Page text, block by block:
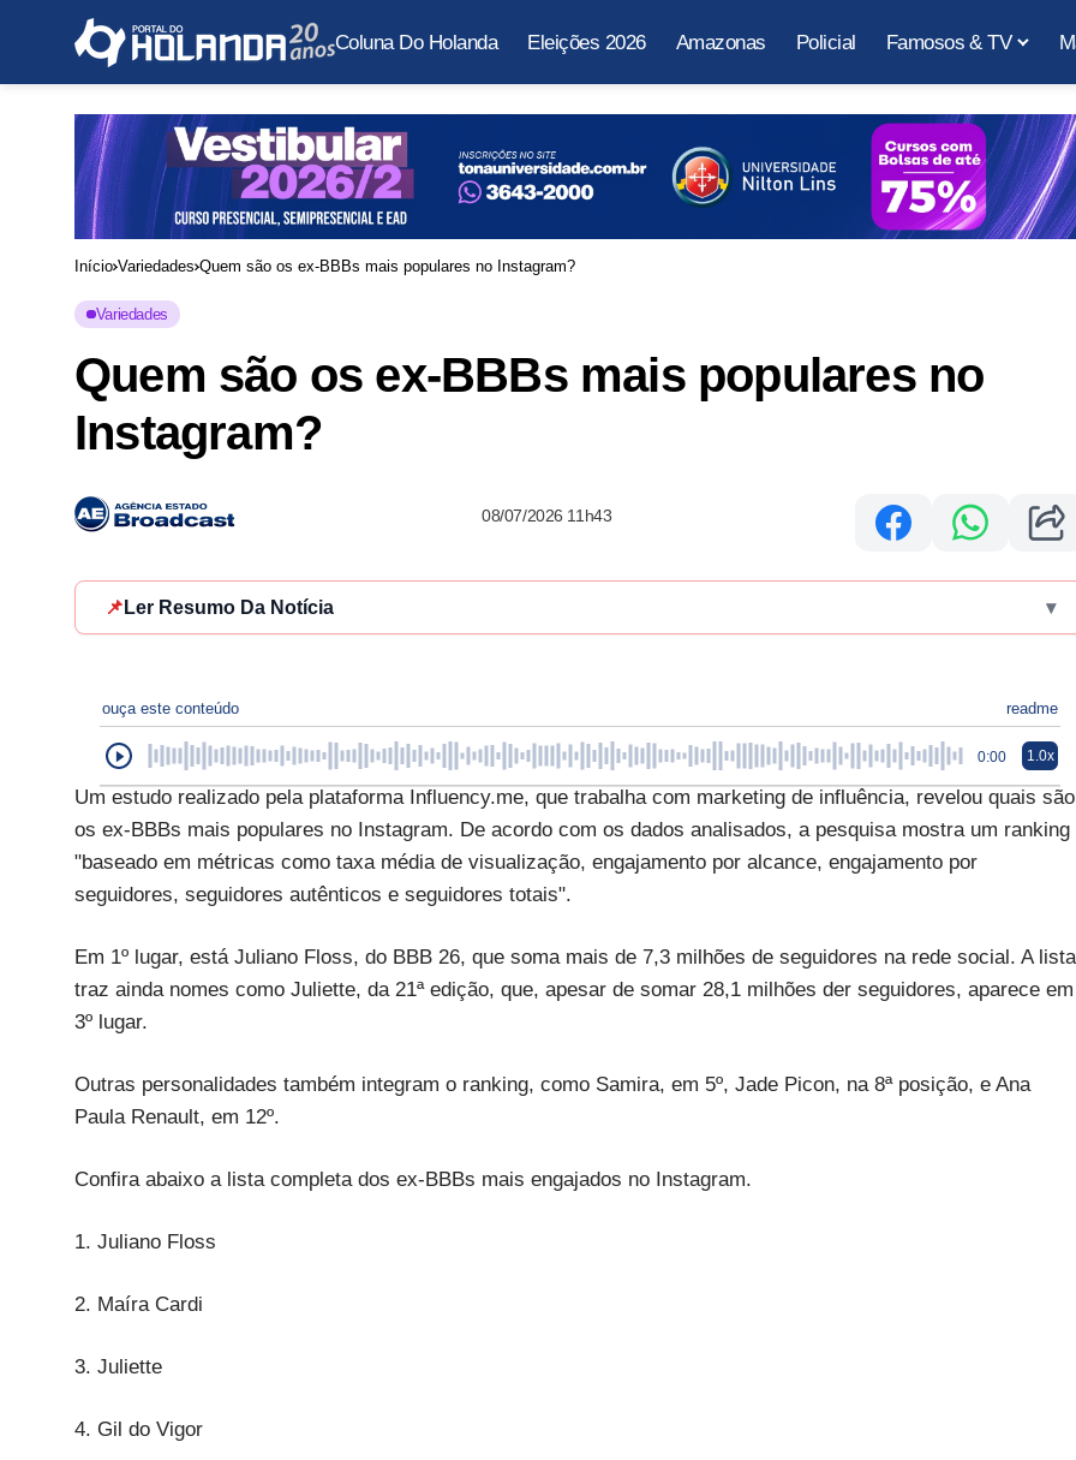
Coluna Do Holanda Eleições 2026 Amazonas Policial Famosos & TV
Início Variedades Quem são os ex-BBBs mais populares no Instagram?
Variedades
Quem são os ex-BBBs mais populares no
Instagram?
08/07/2026 11h43
📌 Ler Resumo Da Notícia ▾
ouça este conteúdo readme
0:00 1.0x
Um estudo realizado pela plataforma Influency.me, que trabalha com marketing de influência, revelou quais são
os ex-BBBs mais populares no Instagram. De acordo com os dados analisados, a pesquisa mostra um ranking
"baseado em métricas como taxa média de visualização, engajamento por alcance, engajamento por
seguidores, seguidores autênticos e seguidores totais".
Em 1º lugar, está Juliano Floss, do BBB 26, que soma mais de 7,3 milhões de seguidores na rede social. A lista
traz ainda nomes como Juliette, da 21ª edição, que, apesar de somar 28,1 milhões der seguidores, aparece em
3º lugar.
Outras personalidades também integram o ranking, como Samira, em 5º, Jade Picon, na 8ª posição, e Ana
Paula Renault, em 12º.
Confira abaixo a lista completa dos ex-BBBs mais engajados no Instagram.
1. Juliano Floss
2. Maíra Cardi
3. Juliette
4. Gil do Vigor